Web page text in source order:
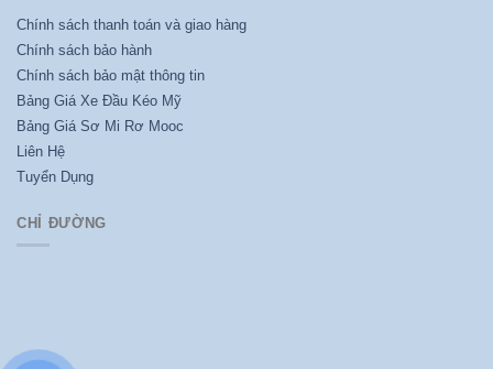
Chính sách thanh toán và giao hàng
Chính sách bảo hành
Chính sách bảo mật thông tin
Bảng Giá Xe Đầu Kéo Mỹ
Bảng Giá Sơ Mi Rơ Mooc
Liên Hệ
Tuyển Dụng
CHỈ ĐƯỜNG